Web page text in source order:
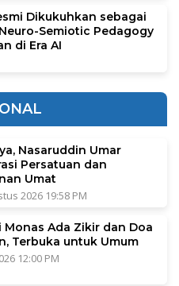
Dikukuhkan sebagai
Semiotic Pedagogy
di Era AI
Nasaruddin Umar
Persatuan dan
Umat
2026 19:58 PM
Monas Ada Zikir dan Doa
Terbuka untuk Umum
12:00 PM